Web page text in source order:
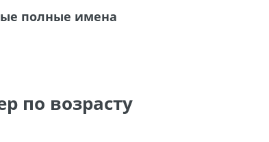
полные имена
по возрасту